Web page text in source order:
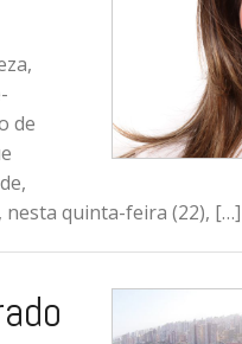
de
quinta-feira (22), […]